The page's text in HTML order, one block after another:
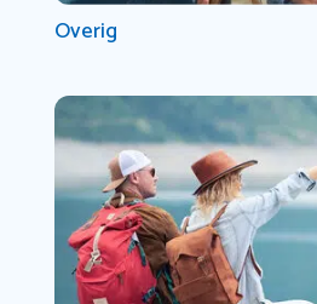
Overig